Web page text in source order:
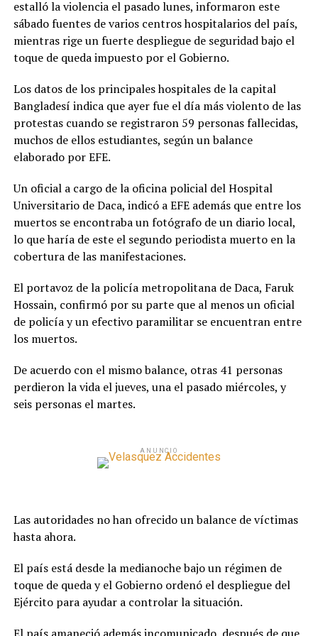
estalló la violencia el pasado lunes, informaron este
sábado fuentes de varios centros hospitalarios del país,
mientras rige un fuerte despliegue de seguridad bajo el
toque de queda impuesto por el Gobierno.
Los datos de los principales hospitales de la capital
Bangladesí indica que ayer fue el día más violento de las
protestas cuando se registraron 59 personas fallecidas,
muchos de ellos estudiantes, según un balance
elaborado por EFE.
Un oficial a cargo de la oficina policial del Hospital
Universitario de Daca, indicó a EFE además que entre los
muertos se encontraba un fotógrafo de un diario local,
lo que haría de este el segundo periodista muerto en la
cobertura de las manifestaciones.
El portavoz de la policía metropolitana de Daca, Faruk
Hossain, confirmó por su parte que al menos un oficial
de policía y un efectivo paramilitar se encuentran entre
los muertos.
De acuerdo con el mismo balance, otras 41 personas
perdieron la vida el jueves, una el pasado miércoles, y
seis personas el martes.
ANUNCIO
Las autoridades no han ofrecido un balance de víctimas
hasta ahora.
El país está desde la medianoche bajo un régimen de
toque de queda y el Gobierno ordenó el despliegue del
Ejército para ayudar a controlar la situación.